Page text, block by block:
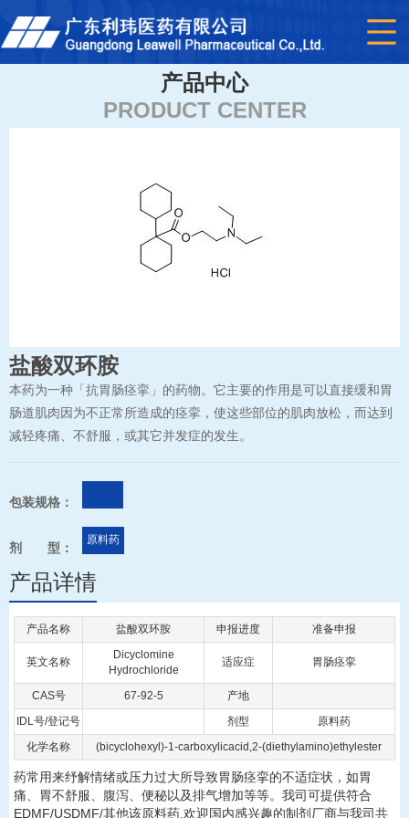
产品中心
PRODUCT CENTER
盐酸双环胺
本药为一种「抗胃肠痉挛」的药物。它主要的作用是可以直接缓和胃
肠道肌肉因为不正常所造成的痉挛，使这些部位的肌肉放松，而达到
减轻疼痛、不舒服，或其它并发症的发生。
包装规格：
剂 型：
原料药
产品详情
产品名称 盐酸双环胺 申报进度 准备申报
英文名称
Dicyclomine
Hydrochloride
适应症 胃肠痉挛
CAS号 67-92-5 产地
IDL号/登记号 剂型 原料药
化学名称 (bicyclohexyl)-1-carboxylicacid,2-(diethylamino)ethylester
药常用来纾解情绪或压力过大所导致胃肠痉挛的不适症状，如胃
痛、胃不舒服、腹泻、便秘以及排气增加等等。我司可提供符合
EDMF/USDMF/其他该原料药,欢迎国内感兴趣的制剂厂商与我司共